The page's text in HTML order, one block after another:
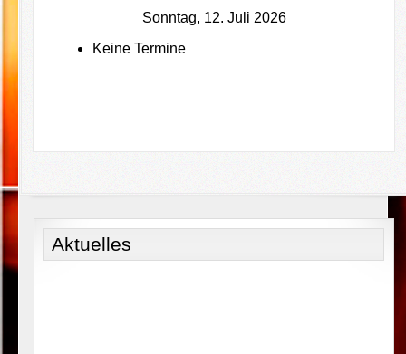
Sonntag, 12. Juli 2026
Keine Termine
Aktuelles